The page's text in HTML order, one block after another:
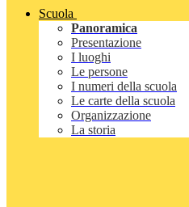
Scuola
Panoramica
Presentazione
I luoghi
Le persone
I numeri della scuola
Le carte della scuola
Organizzazione
La storia